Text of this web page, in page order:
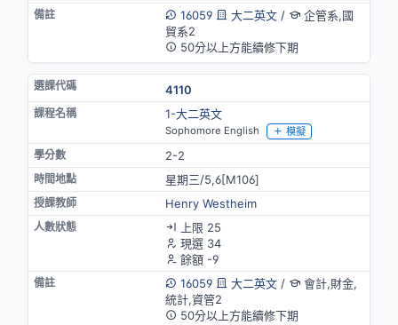
16059
大二英文/
企管系,國
貿系2
50分以上方能續修下期
4110
1-大二英文
Sophomore English 模擬
2-2
星期三/5,6[M106]
Henry Westheim
上限 25
現選 34
餘額 -9
16059
大二英文/
會計,財金,
統計,資管2
50分以上方能續修下期